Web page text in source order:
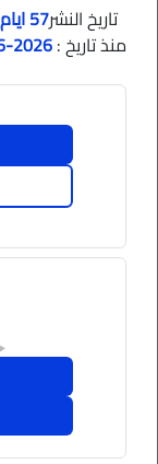
الترخيص 913
تاريخ النشر57 ايام
منذ تاريخ :2026-06-14